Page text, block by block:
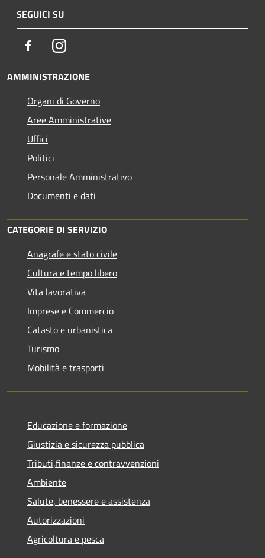
SEGUICI SU
FacebookInstagram
AMMINISTRAZIONE
Organi di Governo
Aree Amministrative
Uffici
Politici
Personale Amministrativo
Documenti e dati
CATEGORIE DI SERVIZIO
Anagrafe e stato civile
Cultura e tempo libero
Vita lavorativa
Imprese e Commercio
Catasto e urbanistica
Turismo
Mobilità e trasporti
Educazione e formazione
Giustizia e sicurezza pubblica
Tributi,finanze e contravvenzioni
Ambiente
Salute, benessere e assistenza
Autorizzazioni
Agricoltura e pesca